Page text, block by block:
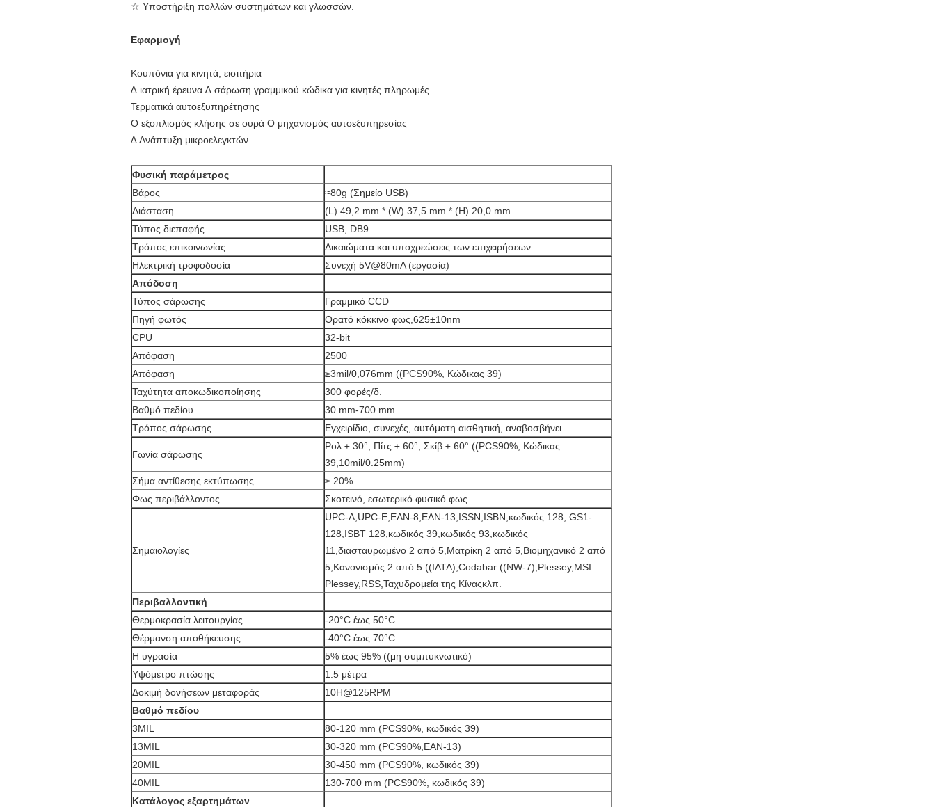
☆ Υποστήριξη πολλών συστημάτων και γλωσσών.
Εφαρμογή
Κουπόνια για κινητά, εισιτήρια
∆ ιατρική έρευνα ∆ σάρωση γραμμικού κώδικα για κινητές πληρωμές
Τερματικά αυτοεξυπηρέτησης
Ο εξοπλισμός κλήσης σε ουρά Ο μηχανισμός αυτοεξυπηρεσίας
∆ Ανάπτυξη μικροελεγκτών
Φυσική παράμετρος
Βάρος
≈80g (Σημείο USB)
Διάσταση
(L) 49,2 mm * (W) 37,5 mm * (H) 20,0 mm
Τύπος διεπαφής
USB, DB9
Τρόπος επικοινωνίας
Δικαιώματα και υποχρεώσεις των επιχειρήσεων
Ηλεκτρική τροφοδοσία
Συνεχή 5V@80mA (εργασία)
Απόδοση
Τύπος σάρωσης
Γραμμικό CCD
Πηγή φωτός
Ορατό κόκκινο φως,625±10nm
CPU
32-bit
Απόφαση
2500
Απόφαση
≥3mil/0,076mm ((PCS90%, Κώδικας 39)
Ταχύτητα αποκωδικοποίησης
300 φορές/δ.
Βαθμό πεδίου
30 mm-700 mm
Τρόπος σάρωσης
Εγχειρίδιο, συνεχές, αυτόματη αισθητική, αναβοσβήνει.
Γωνία σάρωσης
Ρολ ± 30°, Πίτς ± 60°, Σκίβ ± 60° ((PCS90%, Κώδικας
39,10mil/0.25mm)
Σήμα αντίθεσης εκτύπωσης
≥ 20%
Φως περιβάλλοντος
Σκοτεινό, εσωτερικό φυσικό φως
Σημαιολογίες
UPC-A,UPC-E,EAN-8,EAN-13,ISSN,ISBN,κωδικός 128, GS1-
128,ISBT 128,κωδικός 39,κωδικός 93,κωδικός
11,διασταυρωμένο 2 από 5,Ματρίκη 2 από 5,Βιομηχανικό 2 από
5,Κανονισμός 2 από 5 ((IATA),Codabar ((NW-7),Plessey,MSI
Plessey,RSS,Ταχυδρομεία της Κίναςκλπ.
Περιβαλλοντική
Θερμοκρασία λειτουργίας
-20°C έως 50°C
Θέρμανση αποθήκευσης
-40°C έως 70°C
Η υγρασία
5% έως 95% ((μη συμπυκνωτικό)
Υψόμετρο πτώσης
1.5 μέτρα
Δοκιμή δονήσεων μεταφοράς
10H@125RPM
Βαθμό πεδίου
3MIL
80-120 mm (PCS90%, κωδικός 39)
13MIL
30-320 mm (PCS90%,EAN-13)
20MIL
30-450 mm (PCS90%, κωδικός 39)
40MIL
130-700 mm (PCS90%, κωδικός 39)
Κατάλογος εξαρτημάτων